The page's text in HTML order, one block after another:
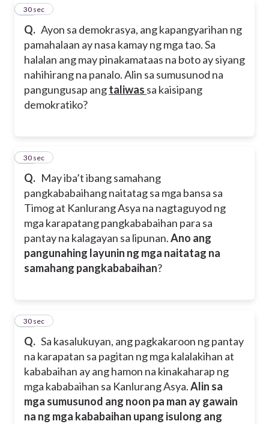
Q. Ayon sa demokrasya, ang kapangyarihan ng
pamahalaan ay nasa kamay ng mga tao. Sa
halalan ang may pinakamataas na boto ay siyang
nahihirang na panalo. Alin sa sumusunod na
pangungusap angtaliwas sa kaisipang
demokratiko?
13
30 sec
Q. May iba’t ibang samahang
pangkababaihang naitatag sa mga bansa sa
Timog at Kanlurang Asya na nagtaguyod ng
mga karapatang pangkababaihan para sa
pantay na kalagayan sa lipunan.Ano ang
pangunahing layunin ng mga naitatag na
samahang pangkababaihan?
14
30 sec
Q. Sa kasalukuyan, ang pagkakaroon ng pantay
na karapatan sa pagitan ng mga kalalakihan at
kababaihan ay ang hamon na kinakaharap ng
mga kababaihan sa Kanlurang Asya.Alin sa
mga sumusunod ang noon pa man ay gawain
na ng mga kababaihan upang isulong ang
15
30 sec